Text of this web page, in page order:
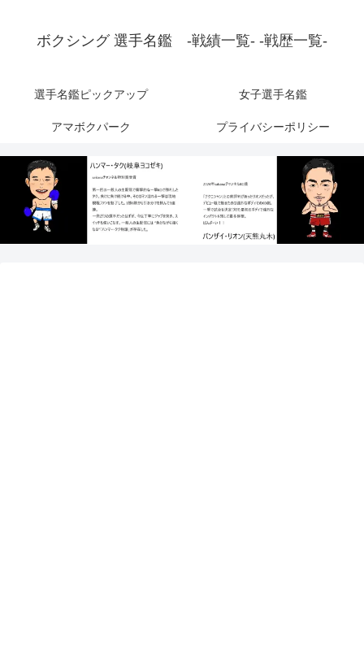
ボクシング 選手名鑑 -戦績一覧- -戦歴一覧-
選手名鑑ピックアップ 女子選手名鑑
アマボクパーク プライバシーポリシー